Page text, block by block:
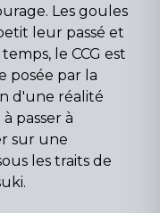
Les goules
leur passé et
le CCG est
posée par la
d'une réalité
passer à
sur une
les traits de